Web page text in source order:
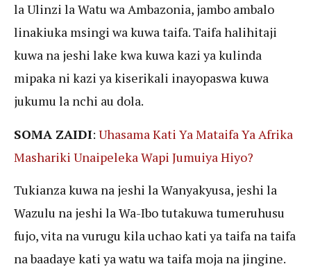
la Ulinzi la Watu wa Ambazonia, jambo ambalo
linakiuka msingi wa kuwa taifa. Taifa halihitaji
kuwa na jeshi lake kwa kuwa kazi ya kulinda
mipaka ni kazi ya kiserikali inayopaswa kuwa
jukumu la nchi au dola.
SOMA ZAIDI: Uhasama Kati Ya Mataifa Ya Afrika
Mashariki Unaipeleka Wapi Jumuiya Hiyo?
Tukianza kuwa na jeshi la Wanyakyusa, jeshi la
Wazulu na jeshi la Wa-Ibo tutakuwa tumeruhusu
fujo, vita na vurugu kila uchao kati ya taifa na taifa
na baadaye kati ya watu wa taifa moja na jingine.